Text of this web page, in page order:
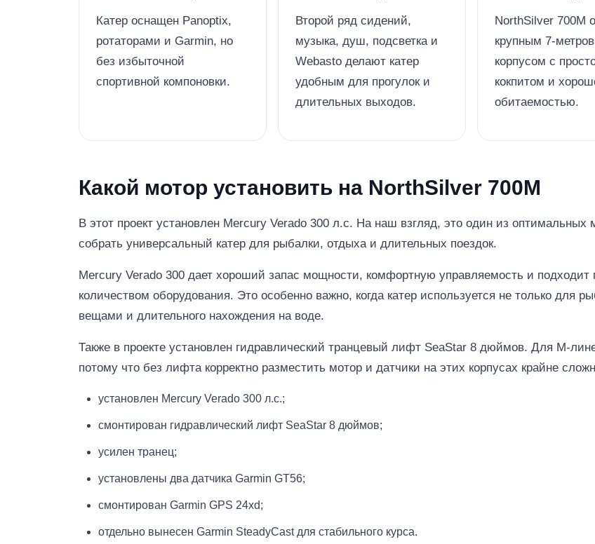
Катер оснащен Panoptix,
ротаторами и Garmin, но
без избыточной
спортивной компоновки.
Второй ряд сидений,
музыка, душ, подсветка и
Webasto делают катер
удобным для прогулок и
длительных выходов.
NorthSilver 700M
крупным 7-
корпусом с
кокпитом и
обитаемостью.
Какой мотор установить на NorthSilver 700M
В этот проект установлен Mercury Verado 300 л.с. На наш взгляд, это один из
собрать универсальный катер для рыбалки, отдыха и длительных поездок.
Mercury Verado 300 дает хороший запас мощности, комфортную управляемость и
количеством оборудования. Это особенно важно, когда катер используется не только для
вещами и длительного нахождения на воде.
Также в проекте установлен гидравлический транцевый лифт SeaStar 8 дюймов. Для M-
потому что без лифта корректно разместить мотор и датчики на этих корпусах крайне
установлен Mercury Verado 300 л.с.;
смонтирован гидравлический лифт SeaStar 8 дюймов;
усилен транец;
установлены два датчика Garmin GT56;
смонтирован Garmin GPS 24xd;
отдельно вынесен Garmin SteadyCast для стабильного курса.